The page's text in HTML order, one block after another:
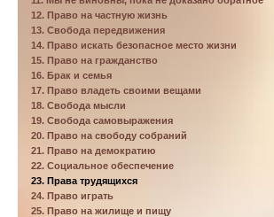
12. Право на частную жизнь
13. Свобода передвижения
14. Право искать безопасное место жизни
15. Право на гражданство
16. Брак и семья
17. Право владеть своими вещами
18. Свобода мысли
19. Свобода самовыражения
20. Право на свободу собраний
21. Право на демократию
22. Социальное обеспечение
23. Права трудящихся
24. Право играть
25. Право на жилище и пищу